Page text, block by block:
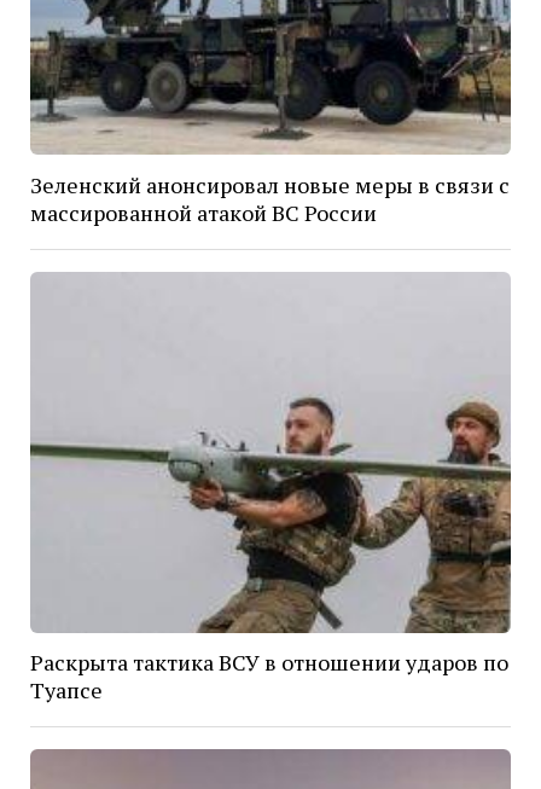
Зеленский анонсировал новые меры в связи с
массированной атакой ВС России
Раскрыта тактика ВСУ в отношении ударов по
Туапсе